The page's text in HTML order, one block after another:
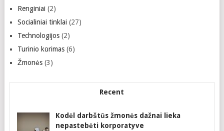
Renginiai (2)
Socialiniai tinklai (27)
Technologijos(2)
Turinio kūrimas(6)
Žmonės(3)
Recent
Kodėl darbštūs žmonės dažnai lieka
nepastebėti korporatyve